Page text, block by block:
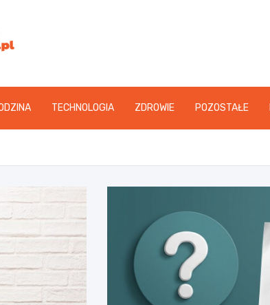
TECHNOLOGIA ZDROWIE POZOSTAŁE